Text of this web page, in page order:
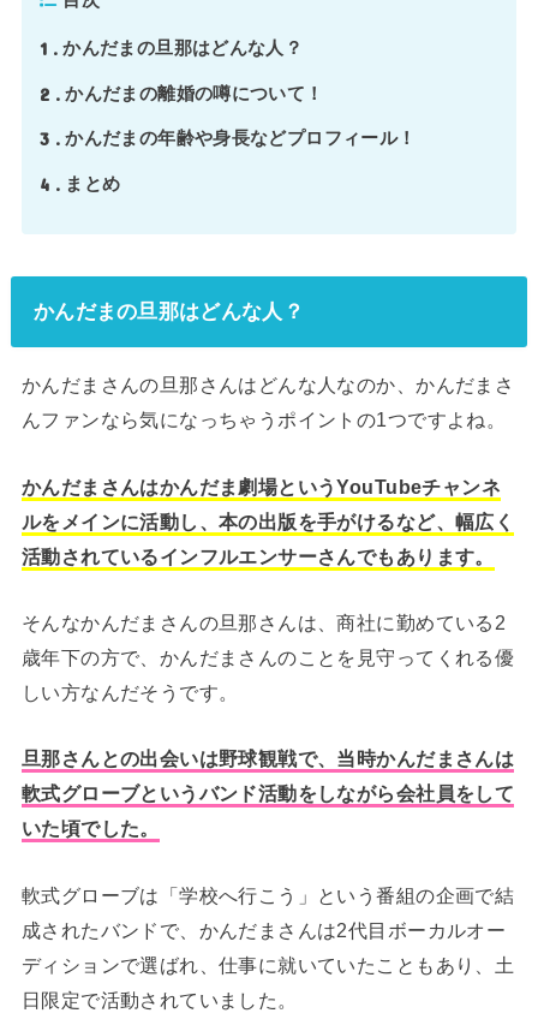
1 かんだまの旦那はどんな人？
2 かんだまの離婚の噂について！
3 かんだまの年齢や身長などプロフィール！
4 まとめ
かんだまの旦那はどんな人？
かんだまさんの旦那さんはどんな人なのか、かんだまさ
んファンなら気になっちゃうポイントの1つですよね。
かんだまさんはかんだま劇場というYouTubeチャンネ
ルをメインに活動し、本の出版を手がけるなど、幅広く
活動されているインフルエンサーさんでもあります。
そんなかんだまさんの旦那さんは、商社に勤めている2
歳年下の方で、かんだまさんのことを見守ってくれる優
しい方なんだそうです。
旦那さんとの出会いは野球観戦で、当時かんだまさんは
軟式グローブというバンド活動をしながら会社員をして
いた頃でした。
軟式グローブは「学校へ行こう」という番組の企画で結
成されたバンドで、かんだまさんは2代目ボーカルオー
ディションで選ばれ、仕事に就いていたこともあり、土
日限定で活動されていました。